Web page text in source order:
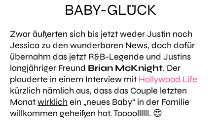
BABY-GLÜCK
Zwar äußerten sich bis jetzt weder Justin noch
Jessica zu den wunderbaren News, doch dafür
übernahm das jetzt R&B-Legende und Justins
langjähriger Freund Brian McKnight. Der
plauderte in einem Interview mit Hollywood Life
kürzlich nämlich aus, dass das Couple letzten
Monatwirklich ein „neues Baby“ in der Familie
willkommen geheißen hat. Toooollllll. 😍